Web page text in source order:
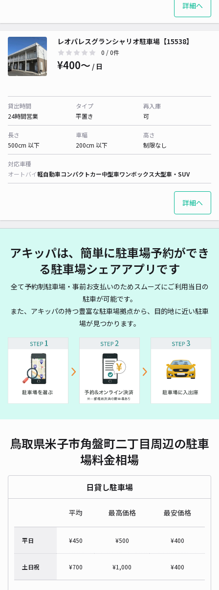
詳細へ
レオパレスグランシャリオ駐車場【15538】
0 / 0件
¥400〜 / 日
貸出時間
24時間営業
タイプ
平置き
再入庫
可
長さ
500cm 以下
車幅
200cm 以下
高さ
制限なし
対応車種
オートバイ軽自動車コンパクトカー中型車ワンボックス大型車・SUV
詳細へ
アキッパは、簡単に駐車場予約ができ
る駐車場シェアアプリです
全て予約制駐車場・事前お支払いのためスムーズにご利用当日の
駐車が可能です。
また、アキッパの持つ豊富な駐車場拠点から、目的地に近い駐車
場が見つかります。
鳥取県米子市角盤町二丁目周辺の駐車
場料金相場
日貸し駐車場
平均 最高価格 最安価格
平日 ¥450 ¥500 ¥400
土日祝 ¥700 ¥1,000 ¥400